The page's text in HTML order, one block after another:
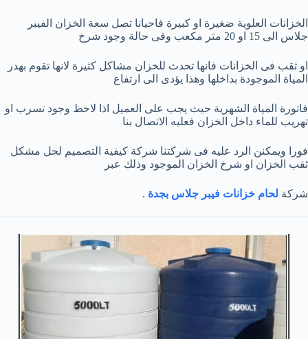
الخزانات العلوية ضغيرة او كبيرة فاحيانا تصل سعة الخزان الفيبر
جلاس الى 15 او 20 متر مكعب وفى حالة وجود شرخ
او ثقب فى الخزانات فانها تحدث للخزان مشاكل كثيرة لانها تقوم بهدر
المياة الموجودة بداخلها وهذا يؤدى الى ارتفاع
فاتورة المياة الشهرية حيث يجب على العميل اذا لاحظ وجود تسرب او
تهريب للماء داخل الخزان فعليه الاتصال بنا
فورا ويمكنن الرد عليه فى شركتنا شركة كيفية التصميم لحل مشكل
ثقب الخزان او شرخ الخزان الموجود وذلك عبر
شركة لحام خزانات فيبر جلاس بجدة .